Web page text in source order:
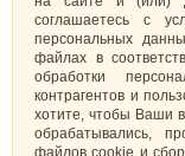
Москва,
ИНН:
Самозанятая
соглашаетесь с
персональных
файлах в
обработки
контрагентов и
хотите, чтобы Ваши
обрабатывались,
файлов cookie и